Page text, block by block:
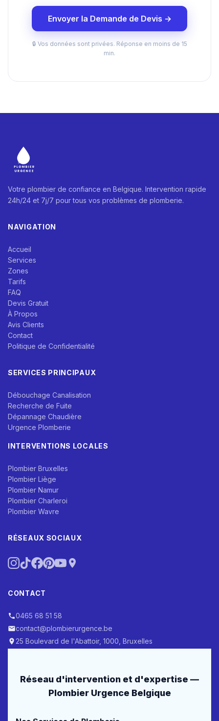
Envoyer la Demande de Devis →
🔒 Vos données sont privées. Réponse en moins de 15
min.
Votre plombier de confiance en Belgique. Intervention rapide
24h/24 et 7j/7 pour tous vos problèmes de plomberie.
NAVIGATION
Accueil
Services
Zones
Tarifs
FAQ
Devis Gratuit
À Propos
Avis Clients
Contact
Politique de Confidentialité
SERVICES PRINCIPAUX
Débouchage Canalisation
Recherche de Fuite
Dépannage Chaudière
Urgence Plomberie
INTERVENTIONS LOCALES
Plombier Bruxelles
Plombier Liège
Plombier Namur
Plombier Charleroi
Plombier Wavre
RÉSEAUX SOCIAUX
CONTACT
0465 68 51 58
contact@plombierurgence.be
25 Boulevard de l'Abattoir, 1000, Bruxelles
Réseau d'intervention et d'expertise —
Plombier Urgence Belgique